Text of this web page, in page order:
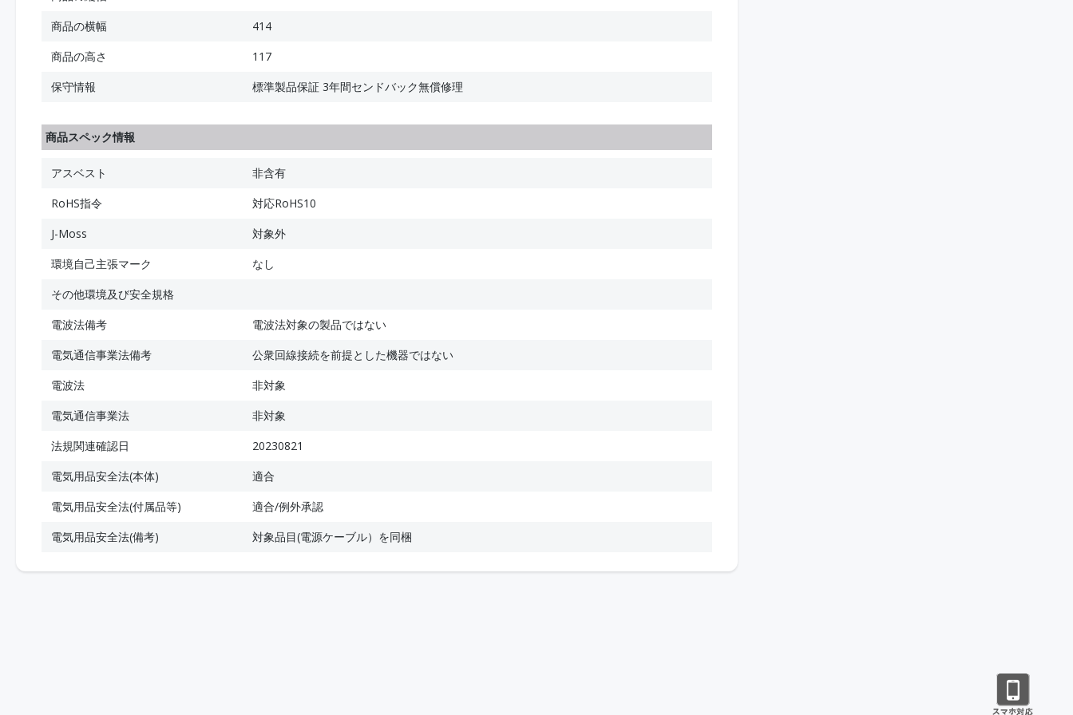
商品の横幅
414
商品の高さ
117
保守情報
標準製品保証 3年間センドバック無償修理
商品スペック情報
アスベスト
非含有
RoHS指令
対応RoHS10
J-Moss
対象外
環境自己主張マーク
なし
その他環境及び安全規格
電波法備考
電波法対象の製品ではない
電気通信事業法備考
公衆回線接続を前提とした機器ではない
電波法
非対象
電気通信事業法
非対象
法規関連確認日
20230821
電気用品安全法(本体)
適合
電気用品安全法(付属品等)
適合/例外承認
電気用品安全法(備考)
対象品目(電源ケーブル）を同梱